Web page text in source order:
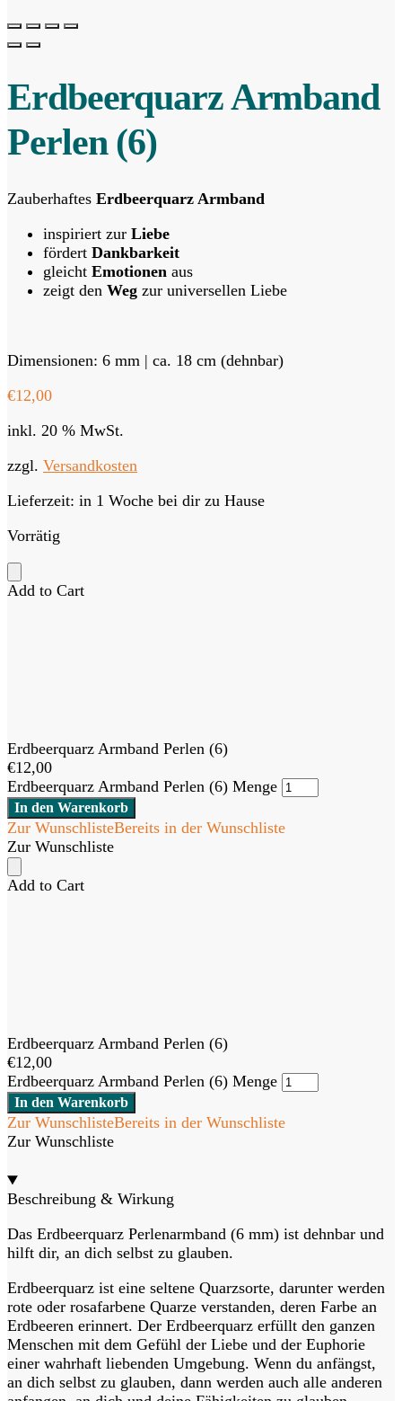
Erdbeerquarz Armband
Perlen (6)
Zauberhaftes Erdbeerquarz Armband
inspiriert zur Liebe
fördert Dankbarkeit
gleicht Emotionen aus
zeigt den Weg zur universellen Liebe
Dimensionen: 6 mm | ca. 18 cm (dehnbar)
€12,00
inkl. 20 % MwSt.
zzgl. Versandkosten
Lieferzeit: in 1 Woche bei dir zu Hause
Vorrätig
Add to Cart
Erdbeerquarz Armband Perlen (6)
€12,00
Erdbeerquarz Armband Perlen (6) Menge
In den Warenkorb
Zur WunschlisteBereits in der Wunschliste
Zur Wunschliste
Add to Cart
Erdbeerquarz Armband Perlen (6)
€12,00
Erdbeerquarz Armband Perlen (6) Menge
In den Warenkorb
Zur WunschlisteBereits in der Wunschliste
Zur Wunschliste
Beschreibung & Wirkung
Das Erdbeerquarz Perlenarmband (6 mm) ist dehnbar und
hilft dir, an dich selbst zu glauben.
Erdbeerquarz ist eine seltene Quarzsorte, darunter werden
rote oder rosafarbene Quarze verstanden, deren Farbe an
Erdbeeren erinnert. Der Erdbeerquarz erfüllt den ganzen
Menschen mit dem Gefühl der Liebe und der Euphorie
einer wahrhaft liebenden Umgebung. Wenn du anfängst,
an dich selbst zu glauben, dann werden auch alle anderen